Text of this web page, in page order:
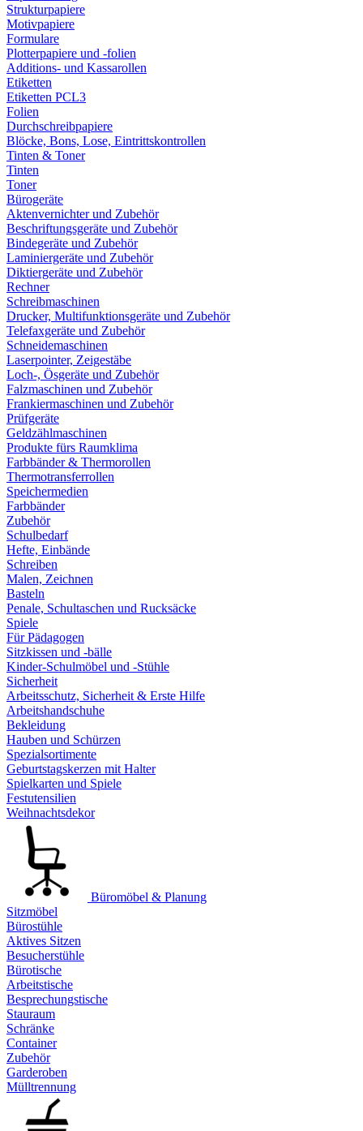
Strukturpapiere
Motivpapiere
Formulare
Plotterpapiere und -folien
Additions- und Kassarollen
Etiketten
Etiketten PCL3
Folien
Durchschreibpapiere
Blöcke, Bons, Lose, Eintrittskontrollen
Tinten & Toner
Tinten
Toner
Bürogeräte
Aktenvernichter und Zubehör
Beschriftungsgeräte und Zubehör
Bindegeräte und Zubehör
Laminiergeräte und Zubehör
Diktiergeräte und Zubehör
Rechner
Schreibmaschinen
Drucker, Multifunktionsgeräte und Zubehör
Telefaxgeräte und Zubehör
Schneidemaschinen
Laserpointer, Zeigestäbe
Loch-, Ösgeräte und Zubehör
Falzmaschinen und Zubehör
Frankiermaschinen und Zubehör
Prüfgeräte
Geldzählmaschinen
Produkte fürs Raumklima
Farbbänder & Thermorollen
Thermotransferrollen
Speichermedien
Farbbänder
Zubehör
Schulbedarf
Hefte, Einbände
Schreiben
Malen, Zeichnen
Basteln
Penale, Schultaschen und Rucksäcke
Spiele
Für Pädagogen
Sitzkissen und -bälle
Kinder-Schulmöbel und -Stühle
Sicherheit
Arbeitsschutz, Sicherheit & Erste Hilfe
Arbeitshandschuhe
Bekleidung
Hauben und Schürzen
Spezialsortimente
Geburtstagskerzen mit Halter
Spielkarten und Spiele
Festutensilien
Weihnachtsdekor
Büromöbel & Planung
Sitzmöbel
Bürostühle
Aktives Sitzen
Besucherstühle
Bürotische
Arbeitstische
Besprechungstische
Stauraum
Schränke
Container
Zubehör
Garderoben
Mülltrennung